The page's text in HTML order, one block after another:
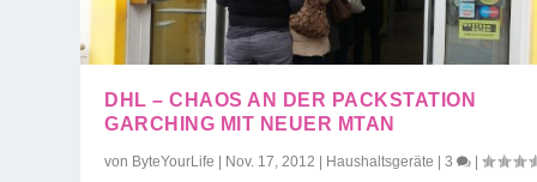
DHL – CHAOS AN DER PACKSTATION
GARCHING MIT NEUER MTAN
von ByteYourLife Nov. 17, 2012 Haushaltsgeräte |3 |